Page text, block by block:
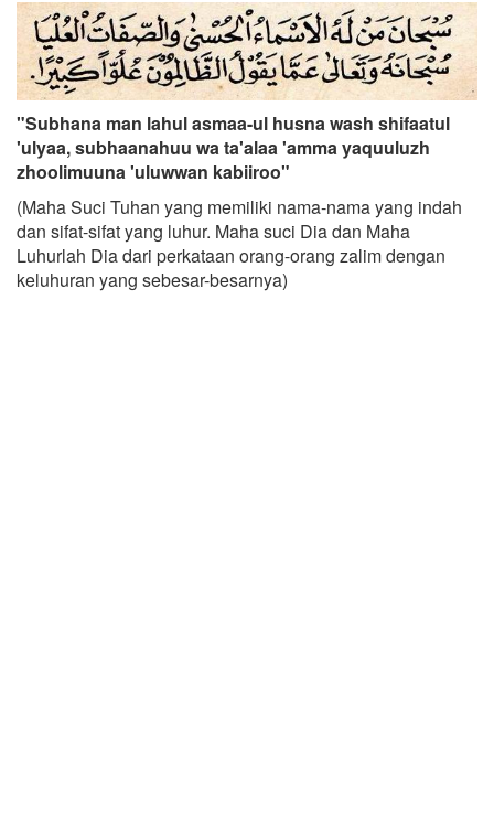
"Subhana man lahul asmaa-ul husna wash shifaatul
'ulyaa, subhaanahuu wa ta'alaa 'amma yaquuluzh
zhoolimuuna 'uluwwan kabiiroo"
(Maha Suci Tuhan yang memiliki nama-nama yang indah
dan sifat-sifat yang luhur. Maha suci Dia dan Maha
Luhurlah Dia dari perkataan orang-orang zalim dengan
keluhuran yang sebesar-besarnya)